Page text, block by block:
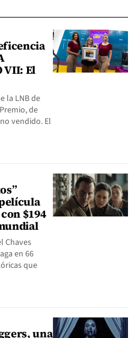
VII: El
la LNB de
de
vendido. El
$194
Chaves
en 66
que
una